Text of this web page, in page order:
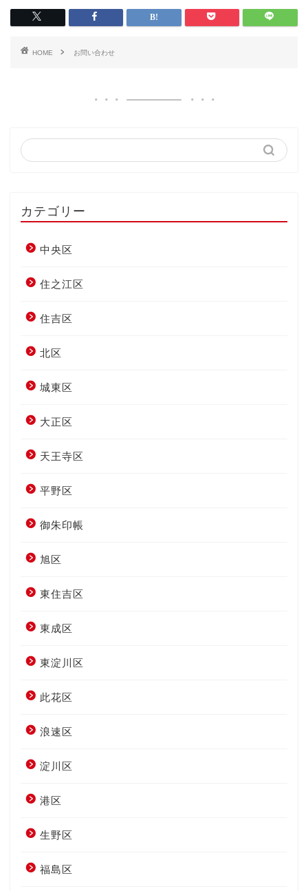
HOME お問い合わせ
カテゴリー
中央区
住之江区
住吉区
北区
城東区
大正区
天王寺区
平野区
御朱印帳
旭区
東住吉区
東成区
東淀川区
此花区
浪速区
淀川区
港区
生野区
福島区